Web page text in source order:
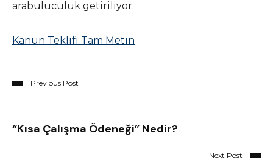
arabuluculuk getiriliyor.
Kanun Teklifi Tam Metin
Previous Post
“Kısa Çalışma Ödeneği” Nedir?
Next Post